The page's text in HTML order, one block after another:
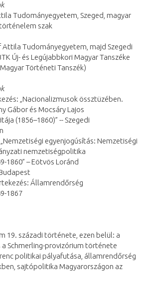
Tudományegyetem, Szeged, magyar
szak
Attila Tudományegyetem, majd Szegedi
Új- és Legújabbkori Magyar Tanszéke
Történeti Tanszék)
„Nacionalizmusok össztüzében.
Gábor és Mocsáry Lajos
(1856–1860)” -- Szegedi
egyenjogúsítás: Nemzetiségi
nemzetiségpolitika
1860” – Eötvös Loránd
Államrendőrség
1867
19. századi története, ezen belül: a
Schmerling-provizórium története
politikai pályafutása, államrendőrség
sajtópolitika Magyarországon az